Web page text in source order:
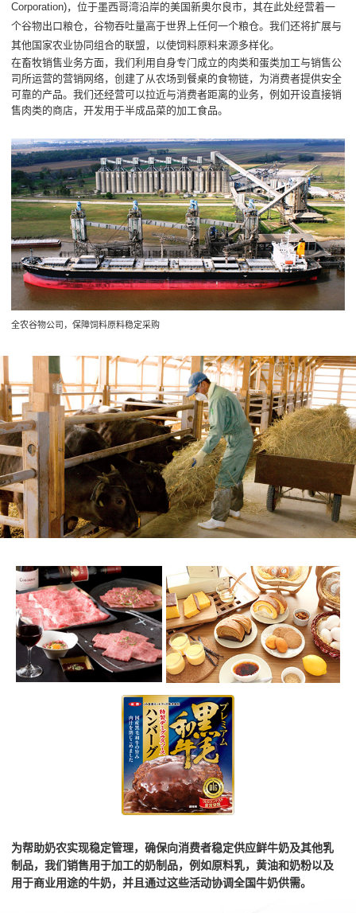
Corporation)，位于墨西哥湾沿岸的美国新奥尔良市，其在此处经营着一
个谷物出口粮仓，谷物吞吐量高于世界上任何一个粮仓。我们还将扩展与
其他国家农业协同组合的联盟，以使饲料原料来源多样化。
在畜牧销售业务方面，我们利用自身专门成立的肉类和蛋类加工与销售公
司所运营的营销网络，创建了从农场到餐桌的食物链，为消费者提供安全
可靠的产品。我们还经营可以拉近与消费者距离的业务，例如开设直接销
售肉类的商店，开发用于半成品菜的加工食品。
全农谷物公司，保障饲料原料稳定采购
为帮助奶农实现稳定管理，确保向消费者稳定供应鲜牛奶及其他乳
制品，我们销售用于加工的奶制品，例如原料乳，黄油和奶粉以及
用于商业用途的牛奶，并且通过这些活动协调全国牛奶供需。